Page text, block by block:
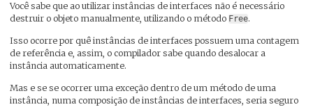
Você sabe que ao utilizar instâncias de interfaces não é necessário
destruir o objeto manualmente, utilizando o método Free.
Isso ocorre por quê instâncias de interfaces possuem uma contagem
de referência e, assim, o compilador sabe quando desalocar a
instância automaticamente.
Mas e se se ocorrer uma exceção dentro de um método de uma
instância, numa composição de instâncias de interfaces, seria seguro